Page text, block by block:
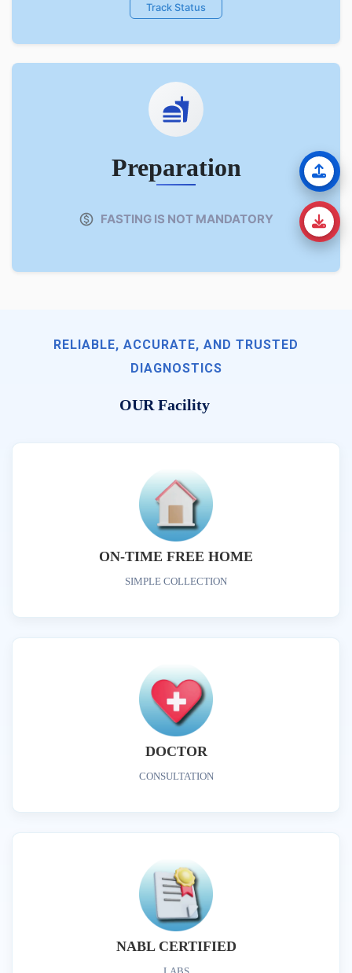
Track Status
Preparation
FASTING IS NOT MANDATORY
RELIABLE, ACCURATE, AND TRUSTED
DIAGNOSTICS
OUR Facility
ON-TIME FREE HOME
SIMPLE COLLECTION
DOCTOR
CONSULTATION
NABL CERTIFIED